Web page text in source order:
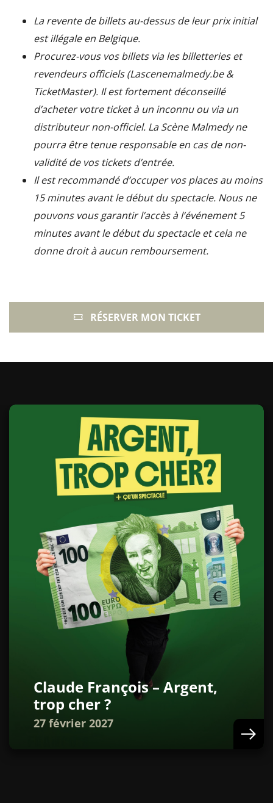
La revente de billets au-dessus de leur prix initial
est illégale en Belgique.
Procurez-vous vos billets via les billetteries et
revendeurs officiels (Lascenemalmedy.be &
TicketMaster). Il est fortement déconseillé
d’acheter votre ticket à un inconnu ou via un
distributeur non-officiel. La Scène Malmedy ne
pourra être tenue responsable en cas de non-
validité de vos tickets d’entrée.
Il est recommandé d’occuper vos places au moins
15 minutes avant le début du spectacle. Nous ne
pouvons vous garantir l’accès à l’événement 5
minutes avant le début du spectacle et cela ne
donne droit à aucun remboursement.
RÉSERVER MON TICKET
Claude François – Argent,
trop cher ?
27 février 2027